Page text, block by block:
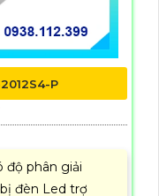
2012S4-P
độ phân giải
đèn Led trợ